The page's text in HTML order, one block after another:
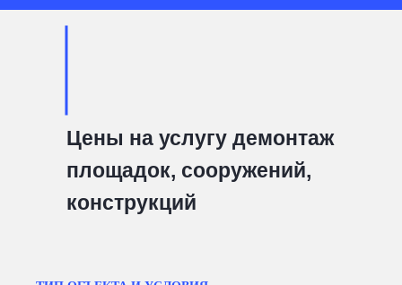
Цены на услугу демонтаж
площадок, сооружений,
конструкций